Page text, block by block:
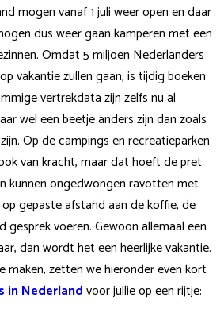
mogen vanaf 1 juli weer open en daar
dus weer gaan kamperen met een
Omdat 5 miljoen Nederlanders
vakantie zullen gaan, is tijdig boeken
vertrekdata zijn zelfs nu al
wel een beetje anders zijn dan zoals
Op de campings en recreatieparken
van kracht, maar dat hoeft de pret
kunnen ongedwongen ravotten met
gepaste afstand aan de koffie, de
voeren. Gewoon allemaal een
dan wordt het een heerlijke vakantie.
maken, zetten we hieronder even kort
in Nederlandvoor jullie op een rijtje: